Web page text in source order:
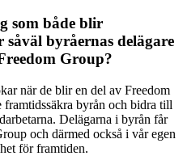
som både blir
byråernas delägare
Group?
när de blir en del av Freedom
byrån och bidra till
Delägarna i byrån får
och därmed också i vår egen
för framtiden.